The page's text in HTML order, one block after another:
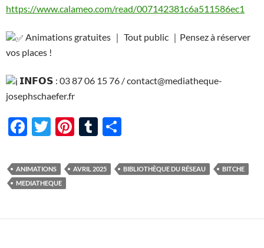
https://www.calameo.com/read/007142381c6a511586ec1
Animations gratuites ｜ Tout public ｜Pensez à réserver
vos places !
𝗜𝗡𝗙𝗢𝗦 : 03 87 06 15 76 / contact@mediatheque-
josephschaefer.fr
F
e
b
o
T
itt
er
Pi
er
es
T
m
bl
ta
g
ANIMATIONS AVRIL 2025 BIBLIOTHÈQUE DU RÉSEAU
BITCHE
MEDIATHEQUE